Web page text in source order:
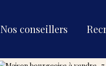
Nos conseillers